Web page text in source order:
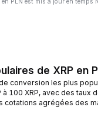
de XRP en
conversion les plus
à 100 XRP, avec des taux
cotations agrégées des